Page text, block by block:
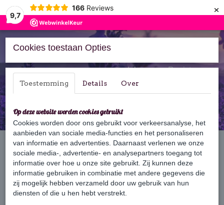
9,7
166 Reviews ×
Inloggen Registreren
Home › Zeep › 100 gram zeep
Sorteer op:
Cookies toestaan Opties
Toestemming Details Over
Op deze website worden cookies gebruikt
Cookies worden door ons gebruikt voor verkeersanalyse, het
aanbieden van sociale media-functies en het personaliseren
van informatie en advertenties. Daarnaast verlenen we onze
sociale media-, advertentie- en analysepartners toegang tot
informatie over hoe u onze site gebruikt. Zij kunnen deze
informatie gebruiken in combinatie met andere gegevens die
zij mogelijk hebben verzameld door uw gebruik van hun
diensten of die u hen hebt verstrekt.